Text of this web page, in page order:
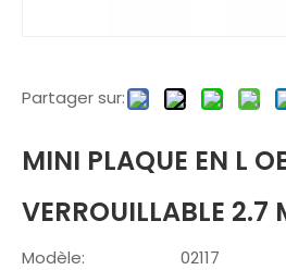
Partager sur:
MINI PLAQUE EN L
VERROUILLABLE 2.7
Modèle:
02117